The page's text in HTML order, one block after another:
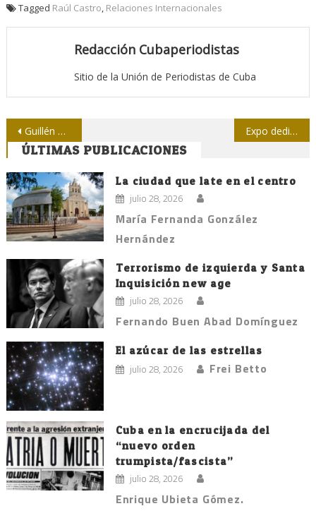
Tagged Raúl Castro, Relaciones Internacionales
Redacción Cubaperiodistas
Sitio de la Unión de Periodistas de Cuba
Navegación
de
entradas
Guillén al Museo de cera de Bayamo Expo dedicada a Fidel recorre provincias africanas
ÚLTIMAS PUBLICACIONES
La ciudad que late en el centro
julio 28, 2026
María Fernanda González
Hernández
Terrorismo de izquierda y Santa
Inquisición new age
julio 28, 2026
Fernando Buen Abad Domínguez
El azúcar de las estrellas
julio 28, 2026 Frei Betto
Cuba en la encrucijada del
“nuevo orden
trumpista/fascista”
julio 28, 2026
Enrique Ubieta Gómez.